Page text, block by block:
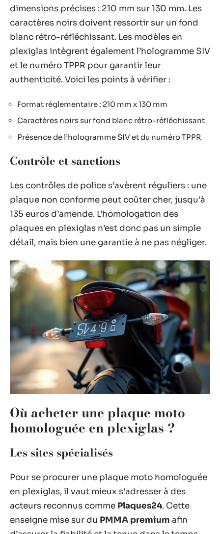
dimensions précises : 210 mm sur 130 mm. Les
caractères noirs doivent ressortir sur un fond
blanc rétro-réfléchissant. Les modèles en
plexiglas intègrent également l’hologramme SIV
et le numéro TPPR pour garantir leur
authenticité. Voici les points à vérifier :
Format réglementaire : 210 mm x 130 mm
Caractères noirs sur fond blanc rétro-réfléchissant
Présence de l’hologramme SIV et du numéro TPPR
Contrôle et sanctions
Les contrôles de police s’avèrent réguliers : une
plaque non conforme peut coûter cher, jusqu’à
135 euros d’amende. L’homologation des
plaques en plexiglas n’est donc pas un simple
détail, mais bien une garantie à ne pas négliger.
Où acheter une plaque moto
homologuée en plexiglas ?
Les sites spécialisés
Pour se procurer une plaque moto homologuée
en plexiglas, il vaut mieux s’adresser à des
acteurs reconnus comme Plaques24. Cette
enseigne mise sur du PMMA premium afin